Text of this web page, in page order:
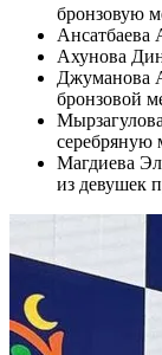
бронзовую
Ансатбаева
Ахунова
Джуманова
бронзовой
серебряную
Магдиева
из девушек